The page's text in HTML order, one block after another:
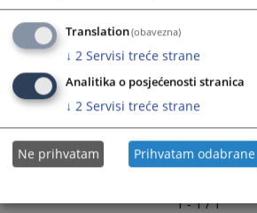
1 - 1 / 1
Translation(obavezna)
↓ 2 Servisi treće strane
Analitika o posjećenosti stranica
↓ 2 Servisi treće strane
Ne prihvatam Prihvatam odabrane